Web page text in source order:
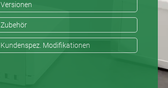
Versionen
Zubehör
Kundenspez. Modifikationen